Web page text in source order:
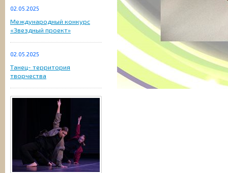
02.05.2025
Международный конкурс
«Звездный проект»
02.05.2025
Танец- территория
творчества